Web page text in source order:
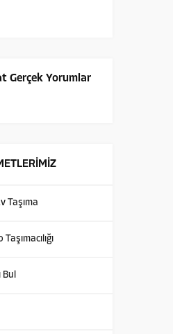
Gerçek Yorumlar
Taşıma
Bul